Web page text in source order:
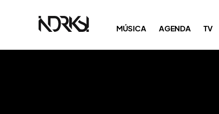
MÚSICA AGENDA TV